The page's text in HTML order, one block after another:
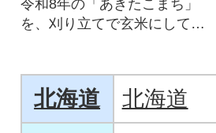
令和8年の「あきたこまち」
を、刈り立てで玄米にしてお
北海道 北海道